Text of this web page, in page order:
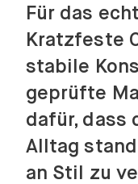
Für das
Kratzfeste
stabile
geprüfte
dafür, dass
Alltag
an Stil zu